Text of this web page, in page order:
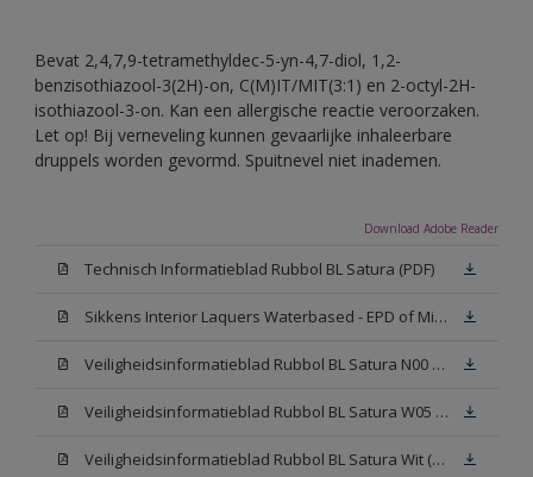
Bevat 2,4,7,9-tetramethyldec-5-yn-4,7-diol, 1,2-
benzisothiazool-3(2H)-on, C(M)IT/MIT(3:1) en 2-octyl-2H-
isothiazool-3-on. Kan een allergische reactie veroorzaken.
Let op! Bij verneveling kunnen gevaarlijke inhaleerbare
druppels worden gevormd. Spuitnevel niet inademen.
Download Adobe Reader
Technisch Informatieblad Rubbol BL Satura (PDF)
Sikkens Interior Laquers Waterbased - EPD of Milieuproductverklaring
Veiligheidsinformatieblad Rubbol BL Satura N00 (MSDS)
Veiligheidsinformatieblad Rubbol BL Satura W05 (MSDS)
Veiligheidsinformatieblad Rubbol BL Satura Wit (MSDS)